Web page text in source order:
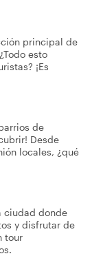
principal de
esto
¡Es
de
Desde
locales, ¿qué
ciudad donde
y disfrutar de
tour